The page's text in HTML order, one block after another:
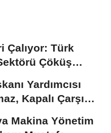
Çalıyor: Türk
Çöküş
Yardımcısı
Kapalı Çarşı
Makina Yönetim